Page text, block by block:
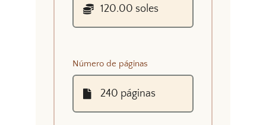
Número de páginas